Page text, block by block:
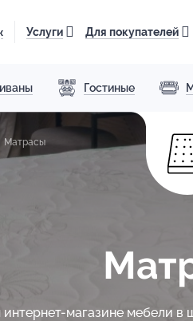
Услуги Для покупателей
Гостиные
Матрасы
магазине мебели в